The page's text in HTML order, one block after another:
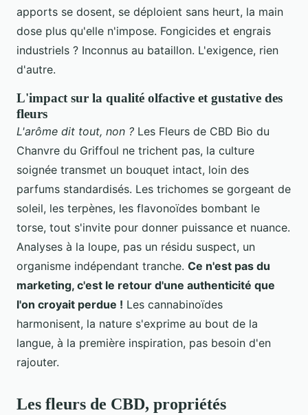
apports se dosent, se déploient sans heurt, la main
dose plus qu'elle n'impose. Fongicides et engrais
industriels ? Inconnus au bataillon. L'exigence, rien
d'autre.
L'impact sur la qualité olfactive et gustative des
fleurs
L'arôme dit tout, non ? Les Fleurs de CBD Bio du
Chanvre du Griffoul ne trichent pas, la culture
soignée transmet un bouquet intact, loin des
parfums standardisés. Les trichomes se gorgeant de
soleil, les terpènes, les flavonoïdes bombant le
torse, tout s'invite pour donner puissance et nuance.
Analyses à la loupe, pas un résidu suspect, un
organisme indépendant tranche. Ce n'est pas du
marketing, c'est le retour d'une authenticité que
l'on croyait perdue ! Les cannabinoïdes
harmonisent, la nature s'exprime au bout de la
langue, à la première inspiration, pas besoin d'en
rajouter.
Les fleurs de CBD, propriétés